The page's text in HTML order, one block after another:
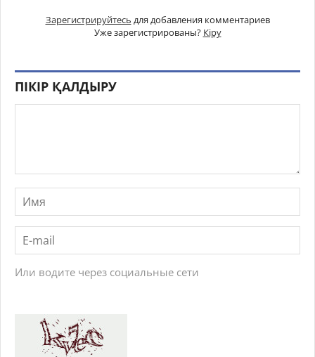
Зарегистрируйтесь для добавления комментариев
Уже зарегистрированы? Кіру
ПІКІР ҚАЛДЫРУ
Или водите через социальные сети